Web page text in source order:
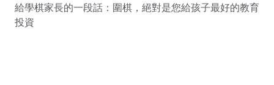
給學棋家長的一段話：圍棋，絕對是您給孩子最好的教育
投資